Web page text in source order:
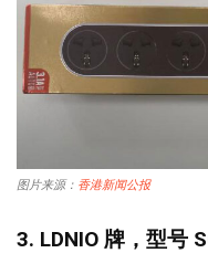
图片来源： 香港新闻公报
3. LDNIO 牌，型号